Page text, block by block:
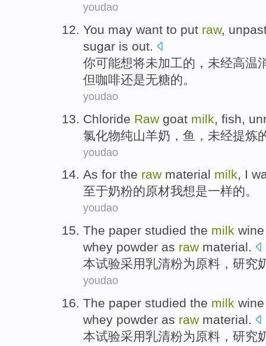
youdao
You may want to put raw,
sugar is out.
你可能想将未加工的， 未经高温
但咖啡还是无糖的。
youdao
Chloride Raw goat milk fish
氯化物纯山羊奶， 鱼 ， 未经提炼
youdao
As for the raw material milk, I
至于奶粉的原材我想是一样的。
youdao
The paper studied the milk
whey powder as raw material.
本试验采用乳清粉为 原料 ， 研究
youdao
The paper studied the milk
whey powder as raw material.
本试验采用乳清粉为 原料 ， 研究